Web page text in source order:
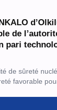
de
pari
de sûreté
favorable